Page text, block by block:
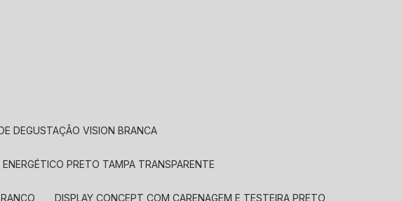
DEGUSTAÇÃO VISION BRANCA
ENERGÉTICO PRETO TAMPA TRANSPARENTE
DISPLAY CONCEPT COM CARENAGEM E TESTEIRA PRETO